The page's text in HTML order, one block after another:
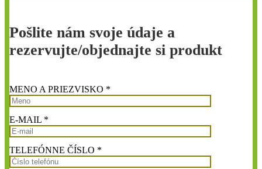
Pošlite nám svoje údaje a
rezervujte/objednajte si produkt
MENO A PRIEZVISKO *
E-MAIL *
TELEFÓNNE ČÍSLO *